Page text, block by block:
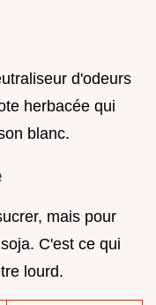
d'odeurs
herbacée qui
blanc.
mais pour
C'est ce qui
lourd.